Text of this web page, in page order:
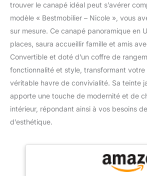
trouver le canapé idéal peut s’avérer
modèle « Bestmobilier – Nicole », vous
sur mesure. Ce canapé panoramique en
places, saura accueillir famille et amis
Convertible et doté d’un coffre de
fonctionnalité et style, transformant votre
véritable havre de convivialité. Sa teinte
apporte une touche de modernité et de
intérieur, répondant ainsi à vos besoins
d’esthétique.